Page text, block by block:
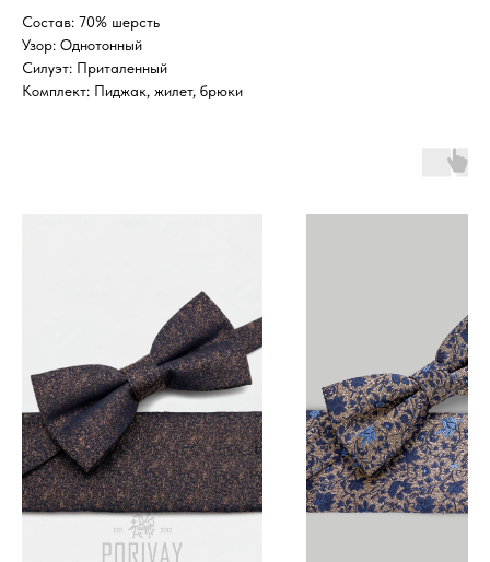
Состав: 70% шерсть
Узор: Однотонный
Силуэт: Приталенный
Комплект: Пиджак, жилет, брюки